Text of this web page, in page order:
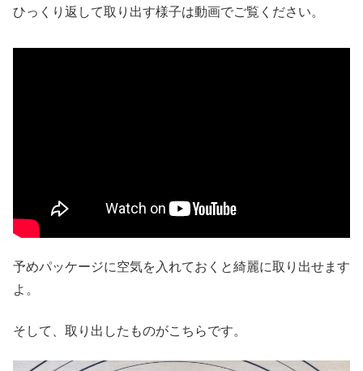
ひっくり返して取り出す様子は動画でご覧ください。
予めパッケージに空気を入れておくと綺麗に取り出せます
よ。
そして、取り出したものがこちらです。